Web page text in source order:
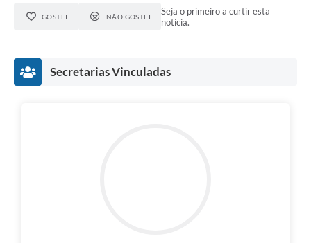
GOSTEI NÃO GOSTEI
Seja o primeiro a curtir esta
notícia.
Secretarias Vinculadas